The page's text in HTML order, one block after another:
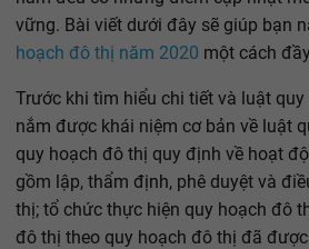
vững. Bài viết dưới đây sẽ giúp bạn
hoạch đô thị năm 2020 một cách
Trước khi tìm hiểu chi tiết và luật
nắm được khái niệm cơ bản về luật
quy hoạch đô thị quy định về hoạt
gồm lập, thẩm định, phê duyệt và
thị; tổ chức thực hiện quy hoạch đô
đô thị theo quy hoạch đô thị đã